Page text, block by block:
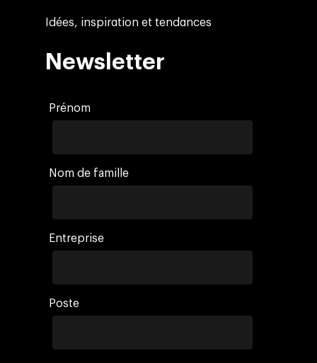
Idées, inspiration et tendances
Newsletter
Prénom
Nom de famille
Entreprise
Poste